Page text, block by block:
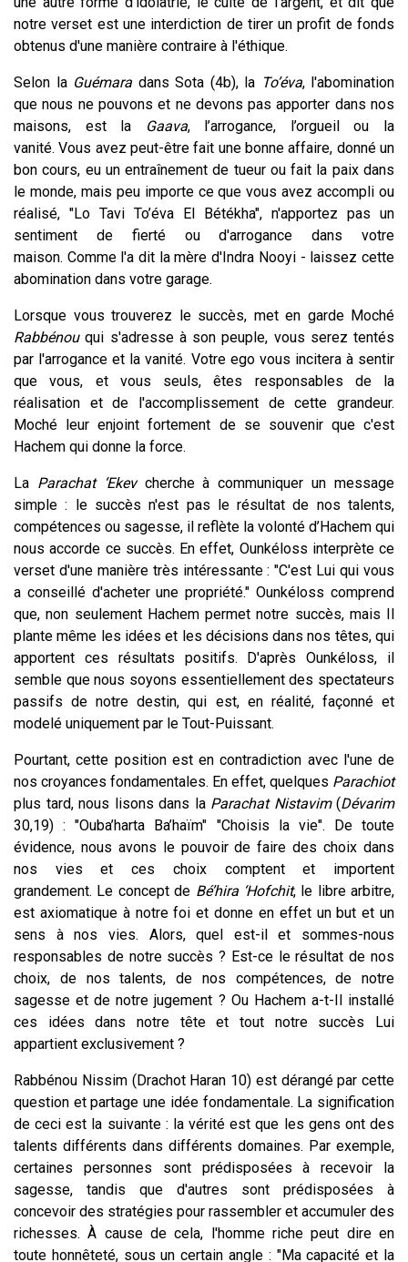
notre verset est une interdiction de tirer un profit de fonds
obtenus d'une manière contraire à l'éthique.
Selon la Guémara dans Sota (4b), la To’éva, l'abomination
que nous ne pouvons et ne devons pas apporter dans nos
maisons, est la
Gaava, l’arrogance, l’orgueil ou la
vanité. Vous avez peut-être fait une bonne affaire, donné un
bon cours, eu un entraînement de tueur ou fait la paix dans
le monde, mais peu importe ce que vous avez accompli ou
réalisé, "Lo Tavi To’éva El Bétékha", n'apportez pas un
sentiment de fierté ou d'arrogance dans votre
maison. Comme l'a dit la mère d'Indra Nooyi - laissez cette
abomination dans votre garage.
Lorsque vous trouverez le succès, met en garde Moché
Rabbénouqui s'adresse à son peuple, vous serez tentés
par l'arrogance et la vanité. Votre ego vous incitera à sentir
que vous, et vous seuls, êtes responsables de la
réalisation et de l'accomplissement de cette grandeur.
Moché leur enjoint fortement de se souvenir que c'est
Hachem qui donne la force.
La Parachat ‘Ekevcherche à communiquer un message
simple : le succès n'est pas le résultat de nos talents,
compétences ou sagesse, il reflète la volonté d’Hachem qui
nous accorde ce succès. En effet, Ounkéloss interprète ce
verset d'une manière très intéressante : "C'est Lui qui vous
a conseillé d'acheter une propriété." Ounkéloss comprend
que, non seulement Hachem permet notre succès, mais Il
plante même les idées et les décisions dans nos têtes, qui
apportent ces résultats positifs. D'après Ounkéloss, il
semble que nous soyons essentiellement des spectateurs
passifs de notre destin, qui est, en réalité, façonné et
modelé uniquement par le Tout-Puissant.
Pourtant, cette position est en contradiction avec l'une de
nos croyances fondamentales. En effet, quelques Parachiot
plus tard, nous lisons dans laParachat Nistavim(Dévarim
30,19) : "Ouba’harta Ba’haïm" "Choisis la vie". De toute
évidence, nous avons le pouvoir de faire des choix dans
nos vies et ces choix comptent et importent
grandement. Le concept de Bé’hira ‘Hofchit, le libre arbitre,
est axiomatique à notre foi et donne en effet un but et un
sens à nos vies. Alors, quel est-il et sommes-nous
responsables de notre succès ? Est-ce le résultat de nos
choix, de nos talents, de nos compétences, de notre
sagesse et de notre jugement ? Ou Hachem a-t-Il installé
ces idées dans notre tête et tout notre succès Lui
appartient exclusivement ?
Rabbénou Nissim (Drachot Haran 10) est dérangé par cette
question et partage une idée fondamentale. La signification
de ceci est la suivante : la vérité est que les gens ont des
talents différents dans différents domaines. Par exemple,
certaines personnes sont prédisposées à recevoir la
sagesse, tandis que d'autres sont prédisposées à
concevoir des stratégies pour rassembler et accumuler des
richesses. À cause de cela, l'homme riche peut dire en
toute honnêteté, sous un certain angle : "Ma capacité et la